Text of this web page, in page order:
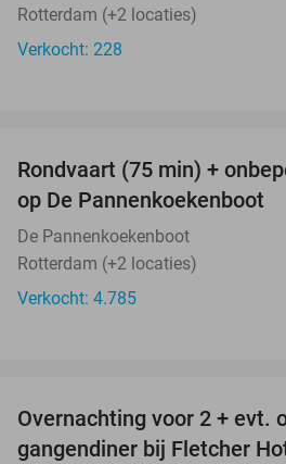
Rotterdam (+2 locaties)
Verkocht: 228
Rondvaart (75 min) +
op De Pannenkoekenboot
De Pannenkoekenboot
Rotterdam (+2 locaties)
Verkocht: 4.785
Overnachting voor 2 + evt.
gangendiner bij Fletcher